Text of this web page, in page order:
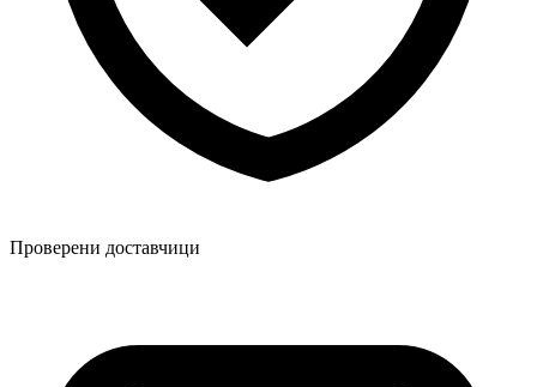
Проверени доставчици